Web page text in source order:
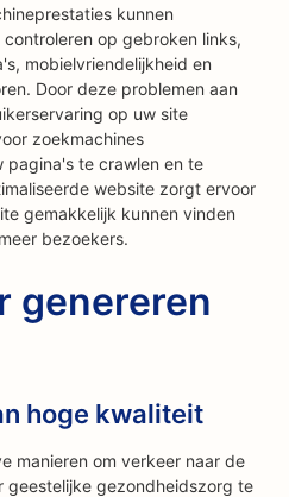
kunnen
op gebroken links,
mobielvriendelijkheid en
Door deze problemen aan
op uw site
zoekmachines
pagina's te crawlen en te
website zorgt ervoor
gemakkelijk kunnen vinden
bezoekers.
genereren
hoge kwaliteit
manieren om verkeer naar de
geestelijke gezondheidszorg te